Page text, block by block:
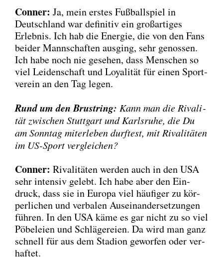
Con­ner: Ja, mein ers­tes Fuß­ball­spiel in
Deutsch­land war defi­ni­tiv ein groß­ar­ti­ges
Erleb­nis. Ich hab die Ener­gie, die von den Fans
bei­der Mann­schaf­ten aus­ging, sehr genos­sen.
Ich habe noch nie gese­hen, dass Men­schen so
viel Lei­den­schaft und Loya­li­tät für einen Sport­
ver­ein an den Tag legen.
Rund um den Brust­ring: Kann man die Riva­li­
tät zwi­schen Stutt­gart und Karls­ru­he, die Du
am Sonn­tag mit­er­le­ben durf­test, mit Riva­li­tä­ten
im US-Sport ver­glei­chen?
Con­ner: Riva­li­tä­ten wer­den auch in den USA
sehr inten­siv gelebt. Ich habe aber den Ein­
druck, dass sie in Euro­pa viel häu­fi­ger zu kör­
per­li­chen und ver­ba­len Aus­ein­an­der­set­zun­gen
füh­ren. In den USA käme es gar nicht zu so viel
Pöbe­lei­en und Schlä­ge­rei­en. Da wird man ganz
schnell für aus dem Sta­di­on gewor­fen oder ver­
haf­tet.